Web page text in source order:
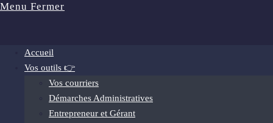
Menu Fermer
Accueil
Vos outils 👉
Vos courriers
Démarches Administratives
Entrepreneur et Gérant